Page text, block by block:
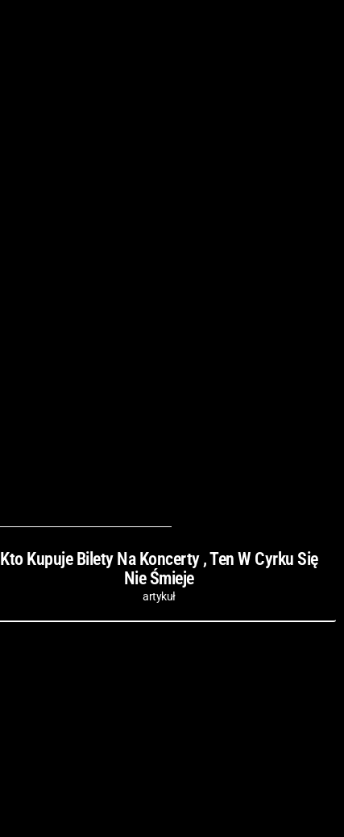
Kto Kupuje Bilety Na Koncerty , Ten W Cyrku Się
Nie Śmieje
artykuł